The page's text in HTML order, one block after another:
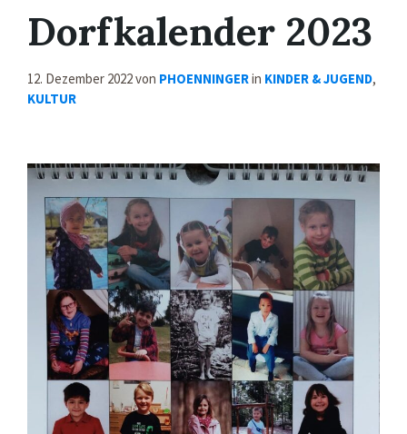
Dorfkalender 2023
12. Dezember 2022von PHOENNINGERin KINDER & JUGEND,
KULTUR